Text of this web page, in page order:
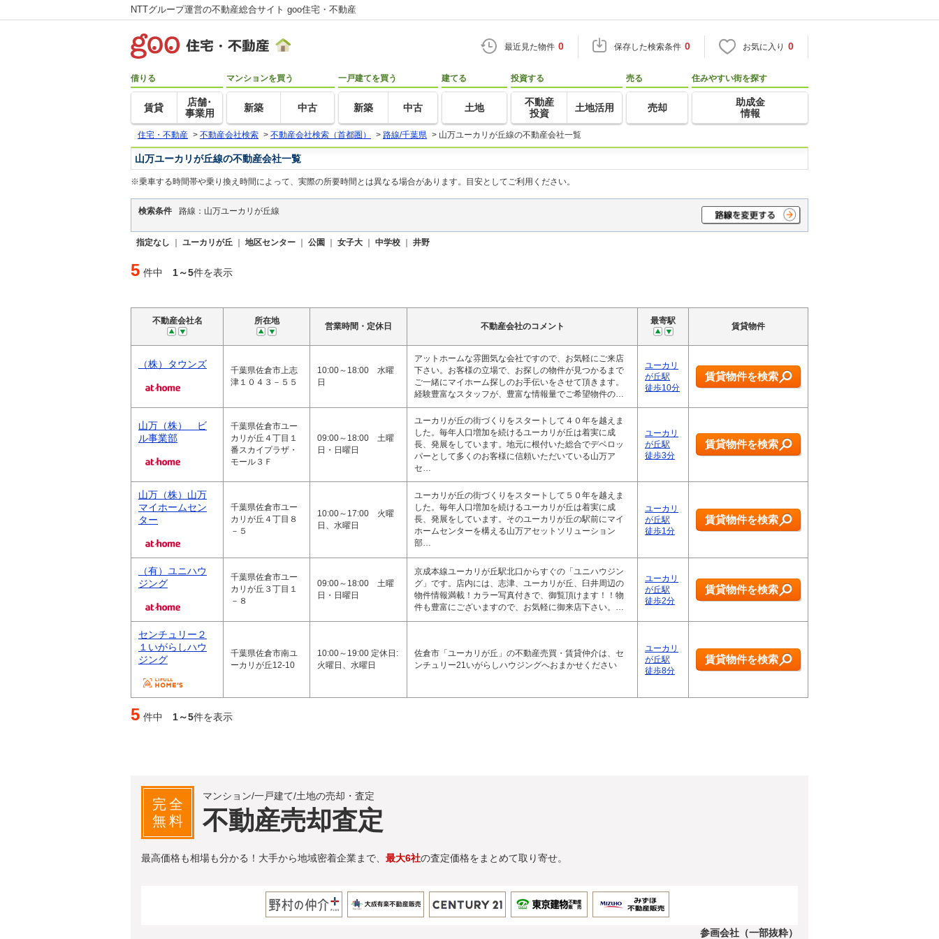
NTTグループ運営の不動産総合サイト goo住宅・不動産
最近見た物件 0 保存した検索条件 0 お気に入り 0
借りる
賃貸
店舗･
事業用
マンションを買う
新築 中古
一戸建てを買う
新築 中古
建てる
土地
投資する
不動産
投資
土地活用
売る
売却
住みやすい街を探す
助成金
情報
住宅・不動産 > 不動産会社検索 > 不動産会社検索（首都圏） > 路線/千葉県 > 山万ユーカリが丘線の不動産会社一覧
山万ユーカリが丘線の不動産会社一覧
※乗車する時間帯や乗り換え時間によって、実際の所要時間とは異なる場合があります。目安としてご利用ください。
検索条件 路線：山万ユーカリが丘線
指定なし ｜ ユーカリが丘 ｜ 地区センター ｜ 公園 ｜ 女子大 ｜ 中学校 ｜ 井野
5 件中 1～5件を表示
不動産会社名 所在地
営業時間・定休日 不動産会社のコメント
最寄駅
賃貸物件
（株）タウンズ
千葉県佐倉市上志
津１０４３－５５
10:00～18:00 水曜
日
アットホームな雰囲気な会社ですので、お気軽にご来店
下さい。お客様の立場で、お探しの物件が見つかるまで
ご一緒にマイホーム探しのお手伝いをさせて頂きます。
経験豊富なスタッフが、豊富な情報量でご希望物件の…
ユーカリ
が丘駅
徒歩10分
賃貸物件を検索
山万（株） ビ
ル事業部
千葉県佐倉市ユー
カリが丘４丁目１
番スカイプラザ・
モール３Ｆ
09:00～18:00 土曜
日・日曜日
ユーカリが丘の街づくりをスタートして４０年を越えま
した。毎年人口増加を続けるユーカリが丘は着実に成
長、発展をしています。地元に根付いた総合でデベロッ
パーとして多くのお客様に信頼いただいている山万ア
セ…
ユーカリ
が丘駅
徒歩3分
賃貸物件を検索
山万（株）山万
マイホームセン
ター
千葉県佐倉市ユー
カリが丘４丁目８
－５
10:00～17:00 火曜
日、水曜日
ユーカリが丘の街づくりをスタートして５０年を越えま
した。毎年人口増加を続けるユーカリが丘は着実に成
長、発展をしています。そのユーカリが丘の駅前にマイ
ホームセンターを構える山万アセットソリューション
部…
ユーカリ
が丘駅
徒歩1分
賃貸物件を検索
（有）ユニハウ
ジング
千葉県佐倉市ユー
カリが丘３丁目１
－８
09:00～18:00 土曜
日・日曜日
京成本線ユーカリが丘駅北口からすぐの「ユニハウジン
グ」です。店内には、志津、ユーカリが丘、臼井周辺の
物件情報満載！カラー写真付きで、御覧頂けます！！物
件も豊富にございますので、お気軽に御来店下さい。…
ユーカリ
が丘駅
徒歩2分
賃貸物件を検索
センチュリー２
１いがらしハウ
ジング
千葉県佐倉市南ユ
ーカリが丘12-10
10:00～19:00 定休日:
火曜日、水曜日
佐倉市「ユーカリが丘」の不動産売買・賃貸仲介は、セ
ンチュリー21いがらしハウジングへおまかせください
ユーカリ
が丘駅
徒歩8分
賃貸物件を検索
5 件中 1～5件を表示
完全
無料
マンション/一戸建て/土地の売却・査定
不動産売却査定
最高価格も相場も分かる！大手から地域密着企業まで、 最大6社の査定価格をまとめて取り寄せ。
参画会社（一部抜粋）